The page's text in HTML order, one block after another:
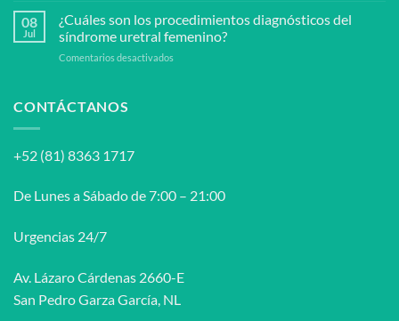
uretral
femenino?
Síndrome
Uretral
08
Jul
¿Cuáles son los procedimientos diagnósticos del
síndrome uretral femenino?
Comentarios desactivados
femenino?
CONTÁCTANOS
+52 (81) 8363 1717
De Lunes a Sábado de 7:00 – 21:00
Urgencias 24/7
Av. Lázaro Cárdenas 2660-E
San Pedro Garza García, NL